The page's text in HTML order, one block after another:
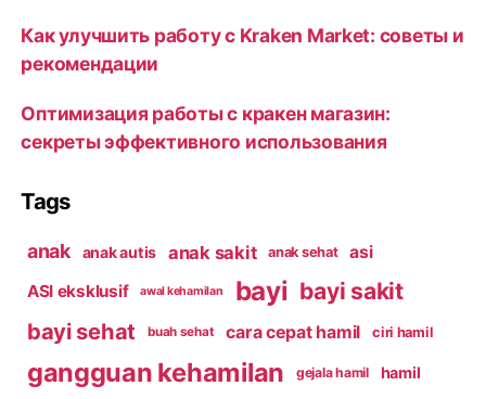
Как улучшить работу с Kraken Market: советы и
рекомендации
Оптимизация работы с кракен магазин:
секреты эффективного использования
Tags
anak anak autis anak sakit anak sehat
asi
ASI eksklusif
awal kehamilan bayi bayi sakit
bayi sehat buah sehat cara cepat hamil ciri hamil
gangguan kehamilan gejala hamil hamil